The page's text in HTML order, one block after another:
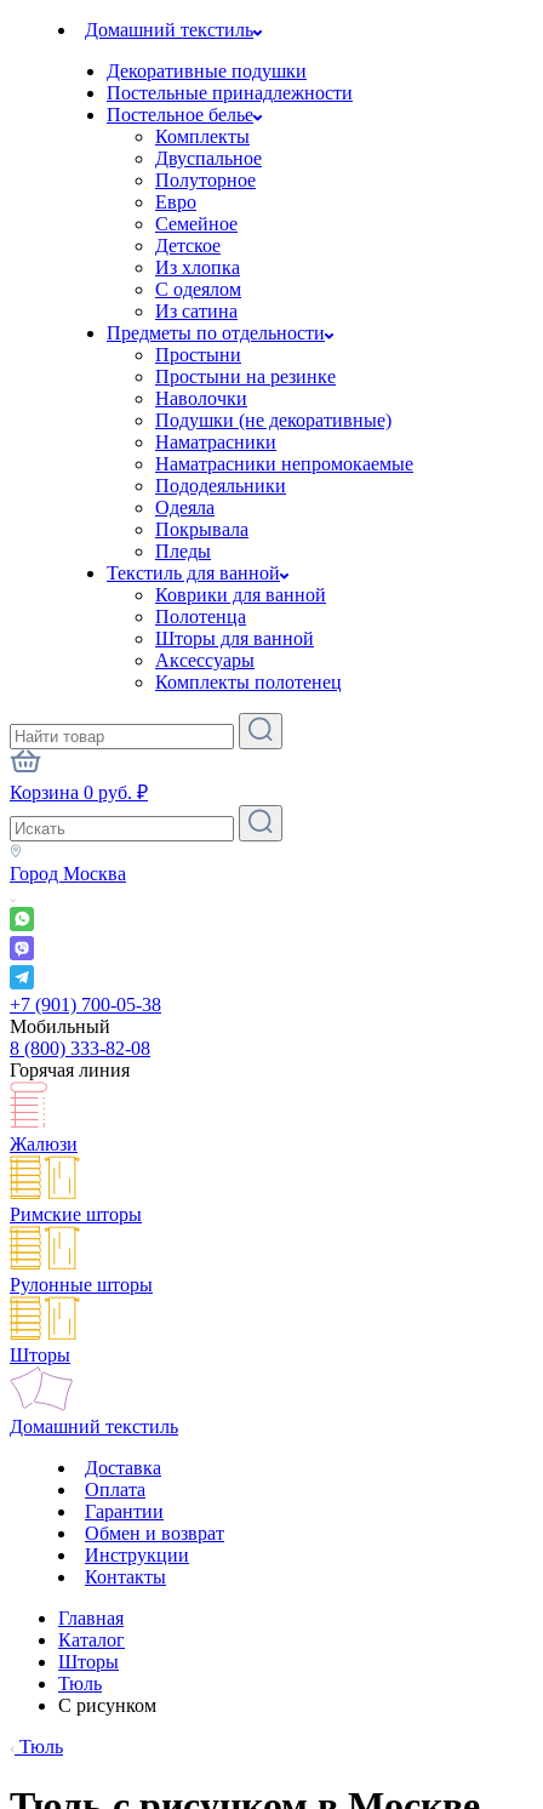
Домашний текстиль
Декоративные подушки
Постельные принадлежности
Постельное белье
Комплекты
Двуспальное
Полуторное
Евро
Семейное
Детское
Из хлопка
С одеялом
Из сатина
Предметы по отдельности
Простыни
Простыни на резинке
Наволочки
Подушки (не декоративные)
Наматрасники
Наматрасники непромокаемые
Пододеяльники
Одеяла
Покрывала
Пледы
Текстиль для ванной
Коврики для ванной
Полотенца
Шторы для ванной
Аксессуары
Комплекты полотенец
Корзина 0 руб. ₽
Город Москва
+7 (901) 700-05-38
Мобильный
8 (800) 333-82-08
Горячая линия
Жалюзи
Римские шторы
Рулонные шторы
Шторы
Домашний текстиль
Доставка
Оплата
Гарантии
Обмен и возврат
Инструкции
Контакты
Главная
Каталог
Шторы
Тюль
С рисунком
Тюль